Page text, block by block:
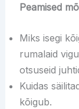
Peamised
Miks isegi
rumalaid
otsuseid
Kuidas
kõigub.